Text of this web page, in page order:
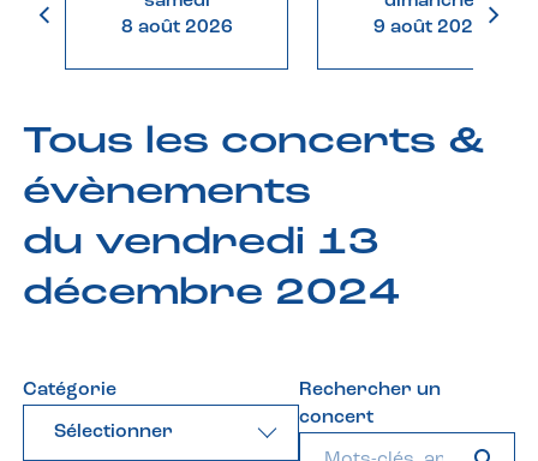
8 août 2026
9 août 2026
Tous les concerts &
évènements
du vendredi 13
décembre 2024
Catégorie
Sélectionner
Rechercher un
concert